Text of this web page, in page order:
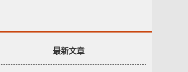
最新文章